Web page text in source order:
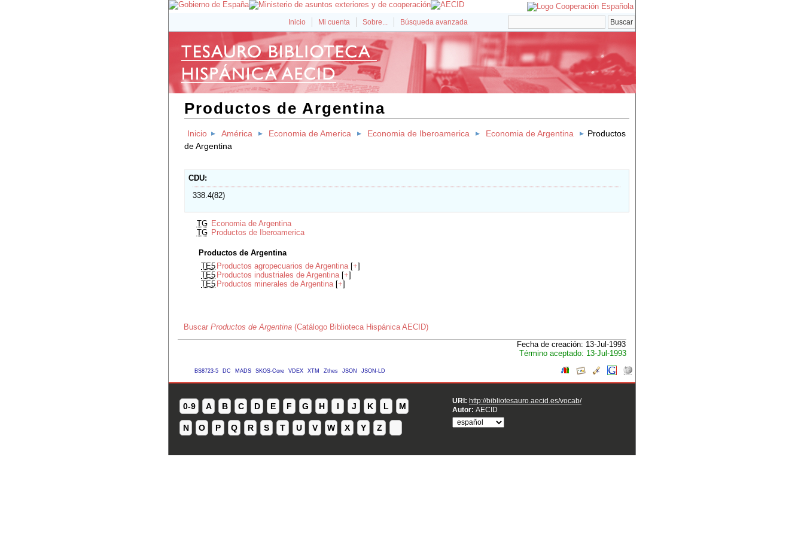
Inicio Mi cuenta Sobre... Búsqueda avanzada
Productos de Argentina
Inicio América Economia de America Economia de Iberoamerica Economia de Argentina
Productos
de Argentina
CDU
338.4(82)
TG Economia de Argentina
TG Productos de Iberoamerica
Productos de Argentina
TE5 Productos agropecuarios de Argentina [+]
TE5 Productos industriales de Argentina [+]
TE5 Productos minerales de Argentina [+]
Buscar Productos de Argentina (Catálogo Biblioteca Hispánica AECID)
Fecha de creación: 13-Jul-1993
Término aceptado: 13-Jul-1993
BS8723-5 DC MADS SKOS-Core VDEX XTM Zthes JSON JSON-LD
0-9 A B C D E F G H I J K L M
N O P Q R S T U V W X Y Z
URI: http://bibliotesauro.aecid.es/vocab/
Autor: AECID